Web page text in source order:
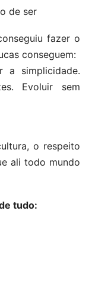
de ser
fazer o
conseguem:
a simplicidade.
Evoluir sem
o respeito
ali todo mundo
tudo: